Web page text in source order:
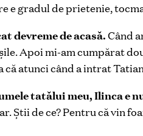
e gradul de prietenie,
devreme de acasă.Când
Apoi mi-am cumpărat
că atunci când a intrat
tatălui meu, Ilinca e
Ştii de ce? Pentru că vin